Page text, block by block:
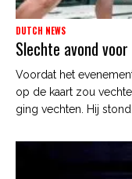
DUTCH NEWS
Slechte avond
Voordat het
op de kaart zou
ging vechten. Hij